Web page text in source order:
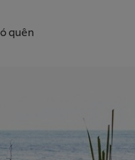
quên